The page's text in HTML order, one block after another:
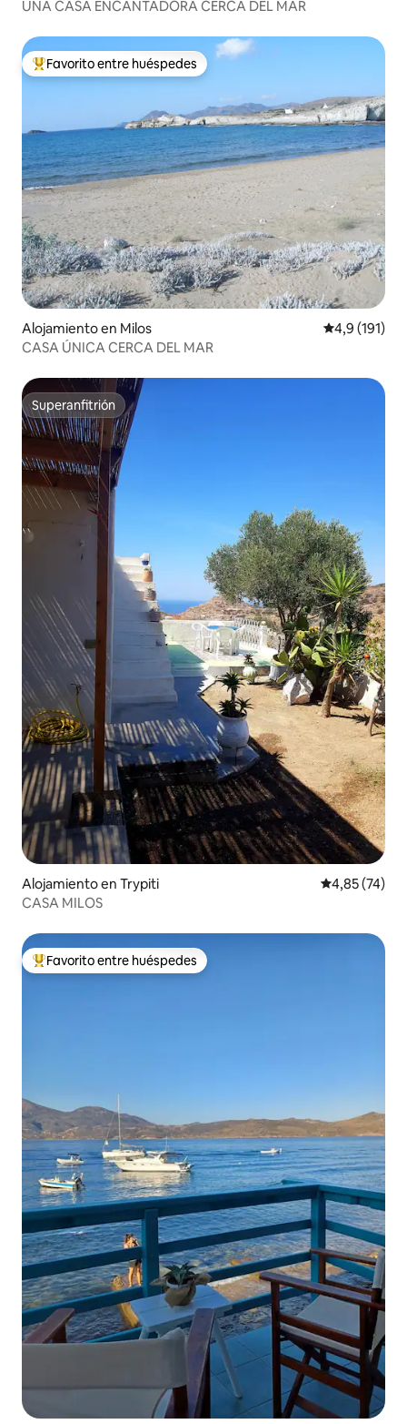
UNA CASA ENCANTADORA CERCA DEL MAR
Favorito entre los huéspedes más destacados
Favorito entre huéspedes
Alojamiento en Milos Calificación
4,9 (191)
CASA ÚNICA CERCA DEL MAR
Superanfitrión
Superanfitrión
Alojamiento en Trypiti Calificación
4,85 (74)
CASA MILOS
Favorito entre los huéspedes más destacados
Favorito entre huéspedes